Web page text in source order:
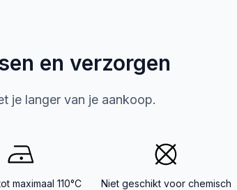
en verzorgen
je langer van je aankoop.
maximaal 110°C
Niet geschikt voor chemisch